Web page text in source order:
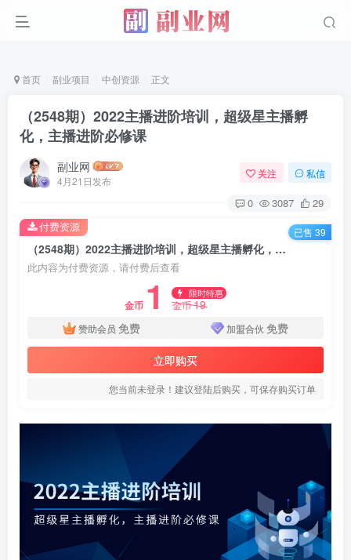
首页 副业项目 中创资源 正文
（2548期）2022主播进阶培训，超级星主播孵
化，主播进阶必修课
副业网
4月21日发布
关注 私信
0 3087 29
（2548期）2022主播进阶培训，超级星主播孵化，主播进阶必修课
此内容为付费资源，请付费后查看
金币 1 限时特惠
金币19
赞助会员 免费 加盟合伙 免费
立即购买
您当前未登录！建议登陆后购买，可保存购买订单
付费资源 已售 39